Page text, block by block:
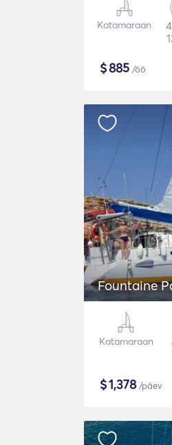
Katamaraan
$885 /öö
Fountaine
Katamaraan
$1,378/päev